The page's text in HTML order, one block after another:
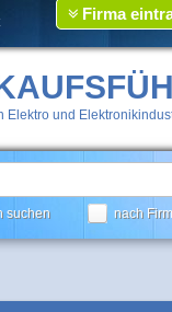
Firma
Elektro und
suchen nach